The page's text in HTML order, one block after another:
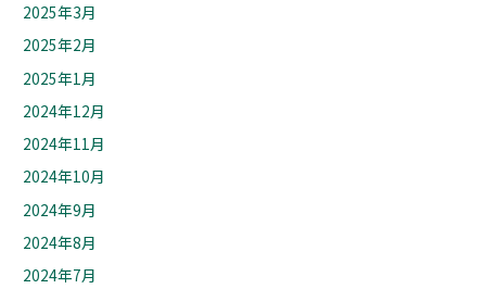
2025年3月
2025年2月
2025年1月
2024年12月
2024年11月
2024年10月
2024年9月
2024年8月
2024年7月